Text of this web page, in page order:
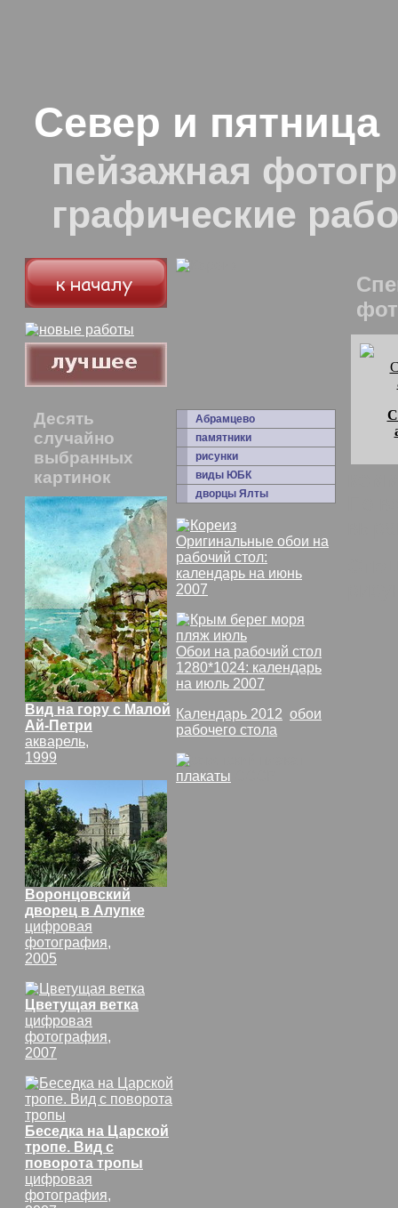
Север и пятница
пейзажная
графические
Десять
случайно
выбранных
картинок
Вид на гору с Малой
Ай-Петри
акварель,
1999
Воронцовский
дворец в Алупке
цифровая
фотография,
2005
Цветущая ветка
цифровая
фотография,
2007
Беседка на Царской
тропе. Вид с
поворота тропы
цифровая
фотография,
Абрамцево
памятники
рисунки
виды ЮБК
дворцы Ялты
Оригинальные обои на
рабочий стол:
календарь на июнь
2007
Обои на рабочий стол
1280*1024: календарь
на июль 2007
Календарь 2012 обои
рабочего стола
плакаты